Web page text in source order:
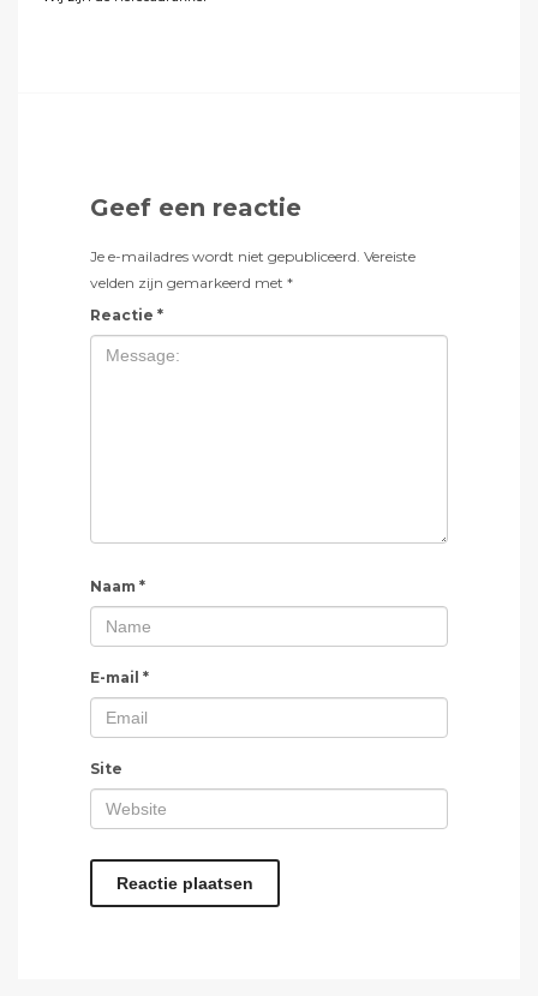
Geef een reactie
Je e-mailadres wordt niet gepubliceerd. Vereiste
velden zijn gemarkeerd met *
Reactie *
Naam *
E-mail *
Site